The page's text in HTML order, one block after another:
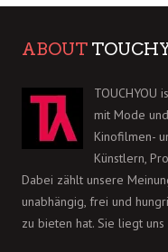
ABOUT
TOUCHYOU
mit Mode
Kinofilmen-
Künstlern,
Dabei zählt unsere
unabhängig, frei und
zu bieten hat. Sie liegt uns